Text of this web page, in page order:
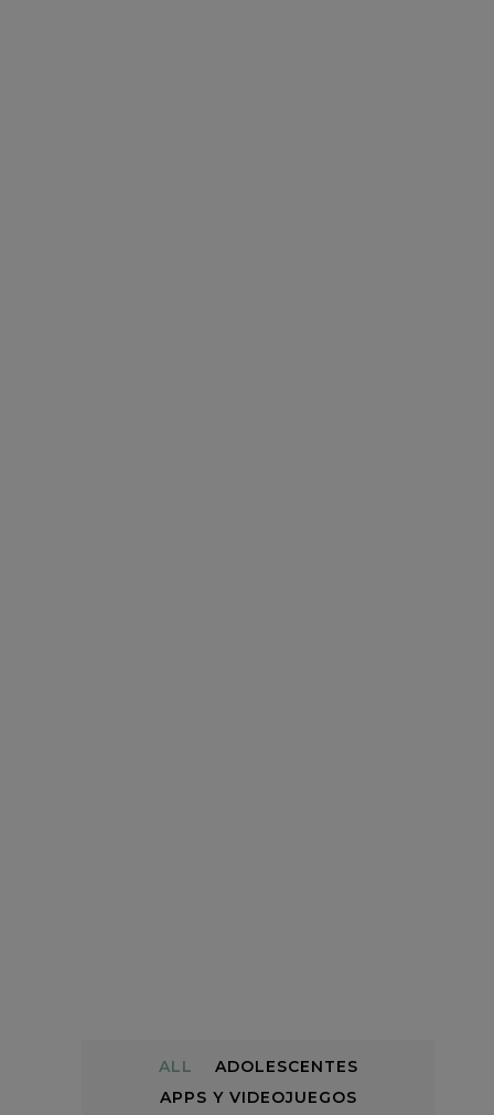
ALL
ADOLESCENTES
APPS Y VIDEOJUEGOS